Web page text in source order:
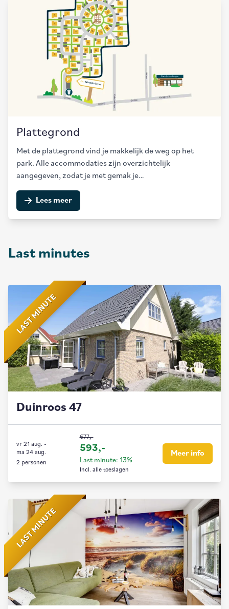
Plattegrond
Met de plattegrond vind je makkelijk de weg op het
park. Alle accommodaties zijn overzichtelijk
aangegeven, zodat je met gemak je…
Lees meer
Last minutes
LAST MINUTE
Duinroos 47
677,-
593,-
Last minute: 13%
Incl. alle toeslagen
vr 21 aug. -
ma 24 aug.
2 personen
Meer info
LAST MINUTE